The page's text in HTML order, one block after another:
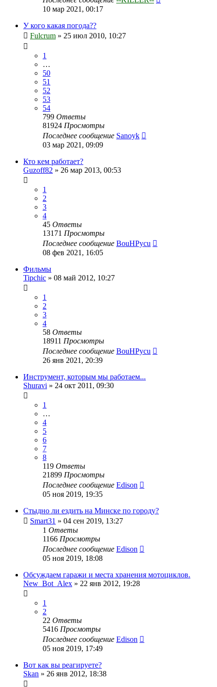
10 мар 2021, 00:17
У кого какая погода??
Fulcrum » 25 июл 2010, 10:27
1
…
50
51
52
53
54
799 Ответы
81924 Просмотры
Последнее сообщение Sanoyk
03 мар 2021, 09:09
Кто кем работает?
Guzoff82 » 26 мар 2013, 00:53
1
2
3
4
45 Ответы
13171 Просмотры
Последнее сообщение BouHPycu
08 фев 2021, 16:05
Фильмы
Tipchic » 08 май 2012, 10:27
1
2
3
4
58 Ответы
18911 Просмотры
Последнее сообщение BouHPycu
26 янв 2021, 20:39
Инструмент, которым мы работаем...
Shuravi » 24 окт 2011, 09:30
1
…
4
5
6
7
8
119 Ответы
21899 Просмотры
Последнее сообщение Edison
05 ноя 2019, 19:35
Стыдно ли ездить на Минске по городу?
Smart31 » 04 сен 2019, 13:27
1 Ответы
1166 Просмотры
Последнее сообщение Edison
05 ноя 2019, 18:08
Обсуждаем гаражи и места хранения мотоциклов.
New_Bot_Alex » 22 янв 2012, 19:28
1
2
22 Ответы
5416 Просмотры
Последнее сообщение Edison
05 ноя 2019, 17:49
Вот как вы реагируете?
Skan » 26 янв 2012, 18:38